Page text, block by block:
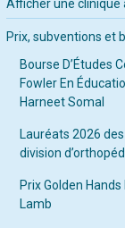
Afficher une clinique
Prix, subventions et
Bourse D’Études
Fowler En
Harneet Somal
Lauréats 2026
division
Prix Golden
Lamb